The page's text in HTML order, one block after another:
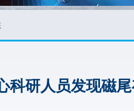
科研人员发现磁